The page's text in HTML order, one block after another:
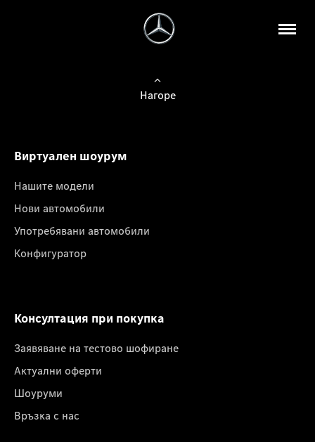
Нагоре
Виртуален шоурум
Нашите модели
Нови автомобили
Употребявани автомобили
Конфигуратор
Консултация при покупка
Заявяване на тестово шофиране
Актуални оферти
Шоуруми
Връзка с нас